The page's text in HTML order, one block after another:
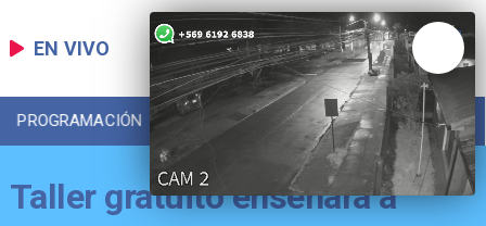
EN VIVO
PROGRAMACIÓN LOCAL DEPORTES
Taller gratuito enseñará a